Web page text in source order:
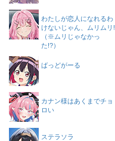
わたしが恋人になれるわ
けないじゃん、ムリムリ!
（※ムリじゃなかっ
た!?）
ばっどがーる
カナン様はあくまでチョ
ロい
ステラソラ